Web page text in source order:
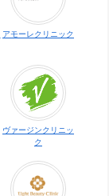
アモーレクリニック
ヴァージンクリニッ
ク